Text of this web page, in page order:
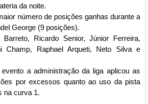
da noite.
número de posições ganhas durante a
George (9 posições).
Barreto, Ricardo Senior, Júnior Ferreira,
Champ, Raphael Arqueti, Neto Silva e
a administração da liga aplicou as
por excessos quanto ao uso da pista
na curva 1.